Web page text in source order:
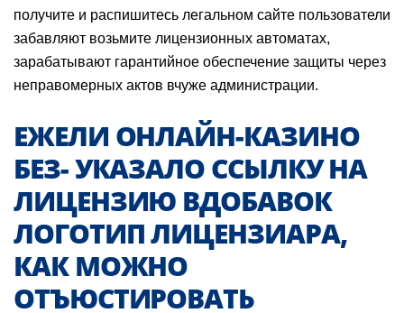
получите и распишитесь легальном сайте пользователи
забавляют возьмите лицензионных автоматах,
зарабатывают гарантийное обеспечение защиты через
неправомерных актов вчуже администрации.
ЕЖЕЛИ ОНЛАЙН-КАЗИНО
БЕЗ- УКАЗАЛО ССЫЛКУ НА
ЛИЦЕНЗИЮ ВДОБАВОК
ЛОГОТИП ЛИЦЕНЗИАРА,
КАК МОЖНО
ОТЪЮСТИРОВАТЬ